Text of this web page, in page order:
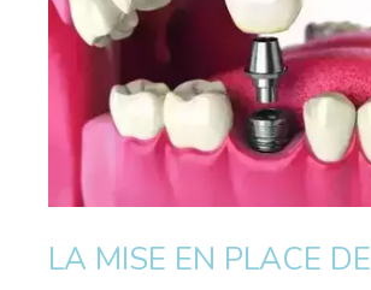
LA MISE EN PLACE DE